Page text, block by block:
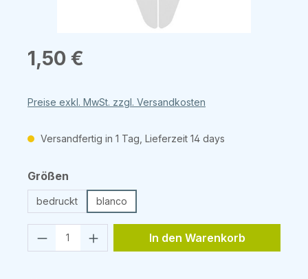
Regulärer Preis:
1,50 €
Preise exkl. MwSt. zzgl. Versandkosten
Versandfertig in 1 Tag, Lieferzeit 14 days
Größen
bedruckt blanco
Produkt Anzahl: Gib den
In den Warenkorb